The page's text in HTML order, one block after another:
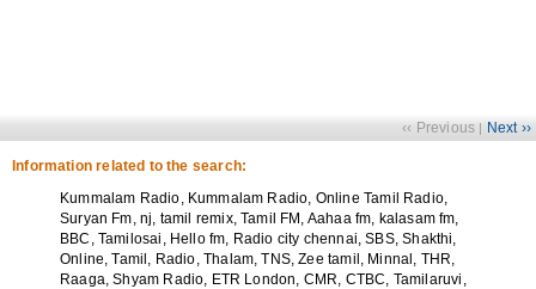
‹‹ Previous | Next ››
Information related to the search:
Kummalam Radio, Kummalam Radio, Online Tamil Radio,
Suryan Fm, nj, tamil remix, Tamil FM, Aahaa fm, kalasam fm,
BBC, Tamilosai, Hello fm, Radio city chennai, SBS, Shakthi,
Online, Tamil, Radio, Thalam, TNS, Zee tamil, Minnal, THR,
Raaga, Shyam Radio, ETR London, CMR, CTBC, Tamilaruvi,